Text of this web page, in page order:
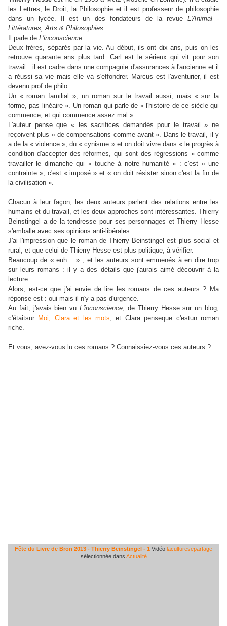
les Lettres, le Droit, la Philosophie et il est professeur de philosophie
dans un lycée. Il est un des fondateurs de la revue L'Animal
-
Littératures, Arts & Philosophies.
Il parle de L'inconscience.
Deux frères, séparés par la vie. Au début, ils ont dix ans, puis on les
retrouve quarante ans plus tard. Carl est le sérieux qui vit pour son
travail : il est cadre dans une compagnie d'assurances à l'ancienne et il
a réussi sa vie mais elle va s'effondrer. Marcus est l'aventurier, il est
devenu prof de philo.
Un « roman familial », un roman sur le travail aussi, mais « sur la
forme, pas linéaire ». Un roman qui parle de « l'histoire de ce siècle qui
commence, et qui commence assez mal ».
L'auteur pense que « les sacrifices demandés pour le travail » ne
reçoivent plus « de compensations comme avant ». Dans le travail, il y
a de la « violence », du « cynisme » et on doit vivre dans « le progrès à
condition d'accepter des réformes, qui sont des régressions » comme
travailler le dimanche qui « touche à notre humanité » : c'est « une
contrainte », c'est « imposé » et « on doit résister sinon c'est la fin de
la civilisation ».
Chacun à leur façon, les deux auteurs parlent des relations entre les
humains et du travail, et les deux approches sont intéressantes. Thierry
Beinstingel a de la tendresse pour ses personnages et Thierry Hesse
s'emballe avec ses opinions anti-libérales.
J'ai l'impression que le roman de Thierry Beinstingel est plus social et
rural, et que celui de Thierry Hesse est plus politique, à vérifier.
Beaucoup de « euh... » ; et les auteurs sont emmenés à en dire trop
sur leurs romans : il y a des détails que j'aurais aimé découvrir à la
lecture.
Alors, est-ce que j'ai envie de lire les romans de ces auteurs ? Ma
réponse est : oui mais il n'y a pas d'urgence.
Au fait, j'avais bien vu L'inconscience, de Thierry Hesse sur un blog,
c'étaitsur Moi, Clara et les mots, et Clara penseque c'estun roman
riche.
Et vous, avez-vous lu ces romans ? Connaissiez-vous ces auteurs ?
Fête du Livre de Bron 2013 - Thierry Beinstingel - 1 Vidéo laculturesepartage
sélectionnée dans Actualité